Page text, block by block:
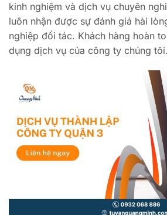
kinh nghiệm và dịch vụ chuyên
luôn nhận được sự đánh giá hài
nghiệp đối tác. Khách hàng hoàn
dụng dịch vụ của công ty chúng tôi.